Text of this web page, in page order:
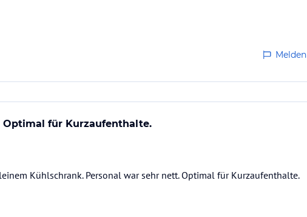
Melden
Optimal für Kurzaufenthalte.
Kühlschrank. Personal war sehr nett. Optimal für Kurzaufenthalte.